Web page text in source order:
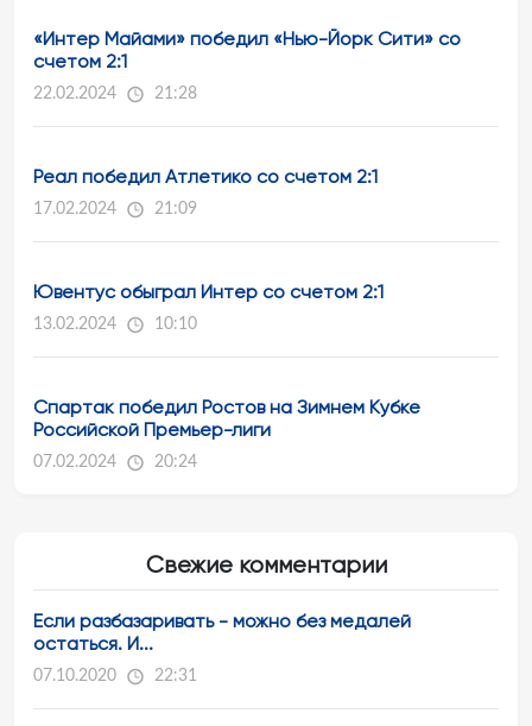
«Интер Майами» победил «Нью-Йорк Сити» со
счетом 2:1
22.02.2024 21:28
Реал победил Атлетико со счетом 2:1
17.02.2024 21:09
Ювентус обыграл Интер со счетом 2:1
13.02.2024 10:10
Спартак победил Ростов на Зимнем Кубке
Российской Премьер-лиги
07.02.2024 20:24
Свежие комментарии
Если разбазаривать - можно без медалей
остаться. И...
07.10.2020 22:31